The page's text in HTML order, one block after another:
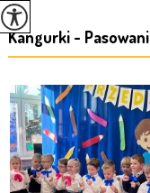
Kangurki -